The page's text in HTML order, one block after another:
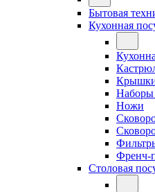
Бытовая
Кухонная
Наборы
Ножи
Френч-
Столовая